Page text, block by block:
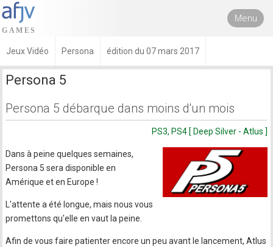
Menu
Jeux Vidéo Persona édition du 07 mars 2017
Persona 5
Persona 5 débarque dans moins d'un mois
PS3, PS4 [ Deep Silver - Atlus ]
Dans à peine quelques semaines,
Persona 5 sera disponible en
Amérique et en Europe !
L'attente a été longue, mais nous vous
promettons qu'elle en vaut la peine.
Afin de vous faire patienter encore un peu avant le lancement, Atlus